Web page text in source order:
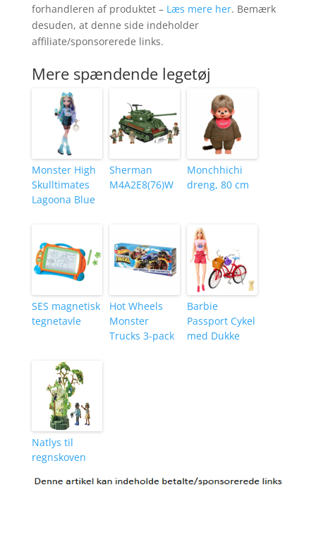
forhandleren af produktet – Læs mere her. Bemærk
desuden, at denne side indeholder
affiliate/sponsorerede links.
Mere spændende legetøj
Monster High
Skulltimates
Lagoona Blue
Sherman
M4A2E8(76)W
Monchhichi
dreng, 80 cm
SES magnetisk
tegnetavle
Hot Wheels
Monster
Trucks 3-pack
Barbie
Passport Cykel
med Dukke
Natlys til
regnskoven